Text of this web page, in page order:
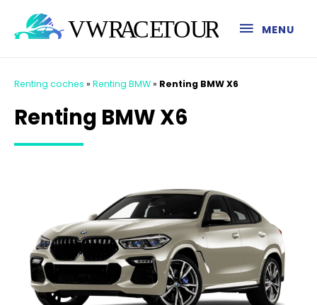
MENU
Renting coches » Renting BMW» Renting BMW X6
Renting BMW X6